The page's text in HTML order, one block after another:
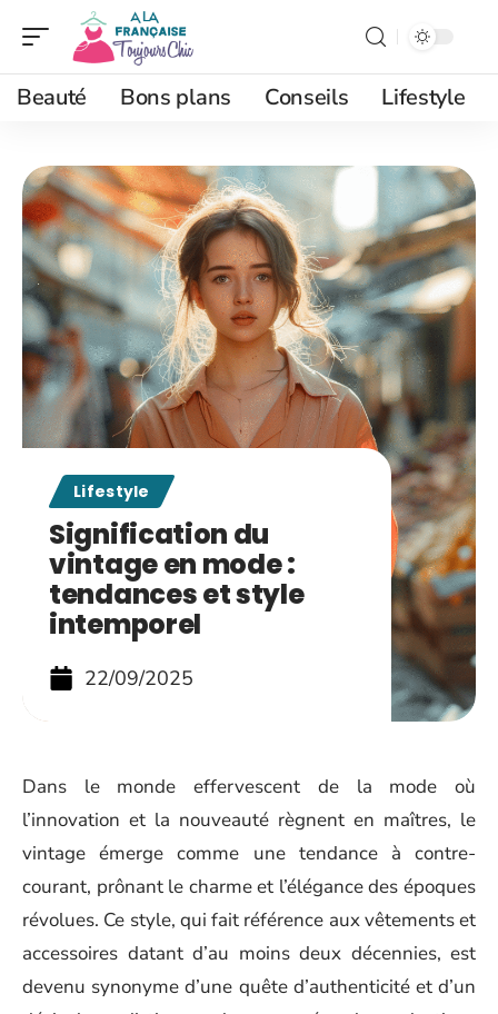
Beauté Bons plans Conseils Lifestyle
Lifestyle
Signification du
vintage en mode :
tendances et style
intemporel
22/09/2025
Dans le monde effervescent de la mode où
l’innovation et la nouveauté règnent en maîtres, le
vintage émerge comme une tendance à contre-
courant, prônant le charme et l’élégance des époques
révolues. Ce style, qui fait référence aux vêtements et
accessoires datant d’au moins deux décennies, est
devenu synonyme d’une quête d’authenticité et d’un